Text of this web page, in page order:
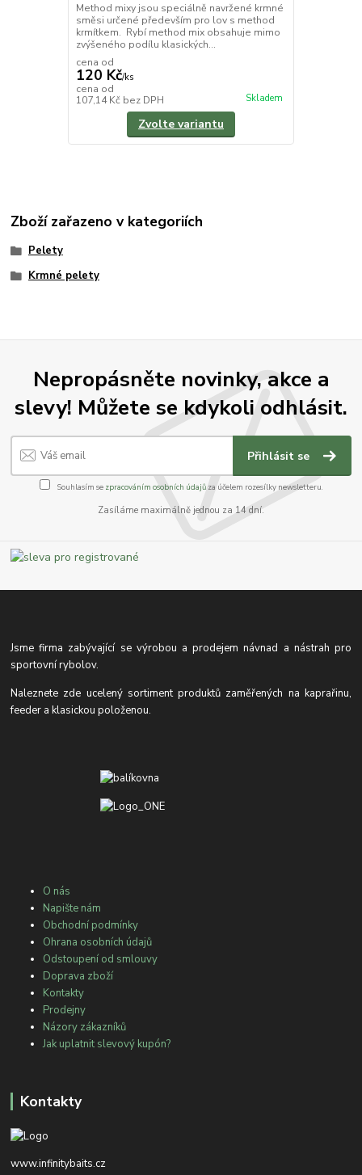
Method mixy jsou speciálně navržené krmné
směsi určené především pro lov s method
krmítkem. Rybí method mix obsahuje mimo
zvýšeného podílu klasických...
cena od
120 Kč/ks
cena od
107,14 Kč bez DPH Skladem
Zvolte variantu
Zboží zařazeno v kategoriích
Pelety
Krmné pelety
Nepropásněte novinky, akce a
slevy! Můžete se kdykoli odhlásit.
Přihlásit se
Souhlasím se zpracováním osobních údajůza účelem rozesílky newsletteru.
Zasíláme maximálně jednou za 14 dní.
Jsme firma zabývající se výrobou a prodejem návnad a nástrah pro
sportovní rybolov.
Naleznete zde ucelený sortiment produktů zaměřených na kaprařinu,
feeder a klasickou položenou.
O nás
Napište nám
Obchodní podmínky
Ohrana osobních údajů
Odstoupení od smlouvy
Doprava zboží
Kontakty
Prodejny
Názory zákazníků
Jak uplatnit slevový kupón?
Kontakty
www.infinitybaits.cz